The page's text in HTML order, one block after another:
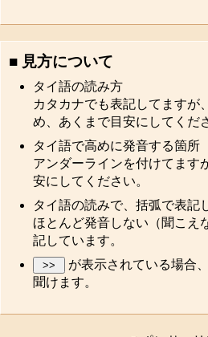
■ 見方について
タイ語の読み方
カタカナでも表記してますが
め、あくまで目安にしてくだ
タイ語で高めに発音する箇所
アンダーラインを付けてます
安にしてください。
タイ語の読みで、括弧で表記
ほとんど発音しない（聞こえ
記しています。
が表示されている場合
聞けます。